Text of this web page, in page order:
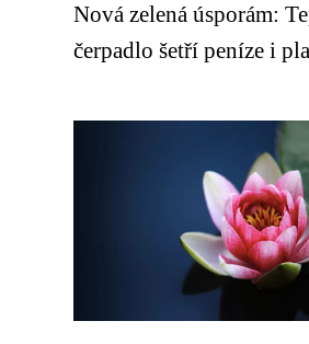
Nová zelená úsporám:
čerpadlo šetří peníze i